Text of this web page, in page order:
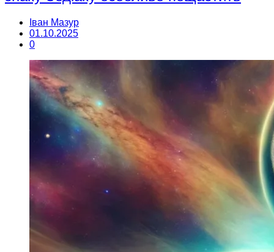
Іван Мазур
01.10.2025
0